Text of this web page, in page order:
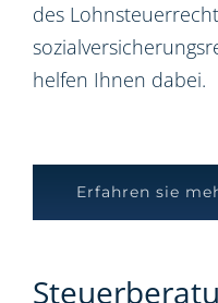
des
helfen Ihnen dabei.
Erfahren sie